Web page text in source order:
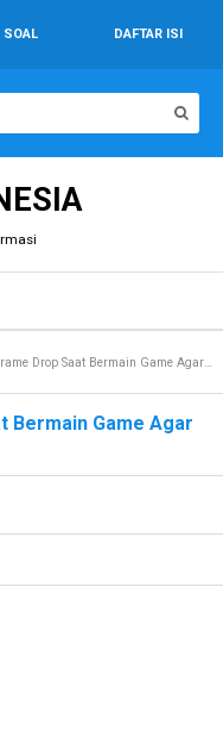
SOAL DAFTAR ISI
Drop Saat Bermain Game Agar Lebih Stabil
Bermain Game Agar